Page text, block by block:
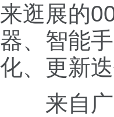
来逛展的
器、智能
化、更新
来自广东